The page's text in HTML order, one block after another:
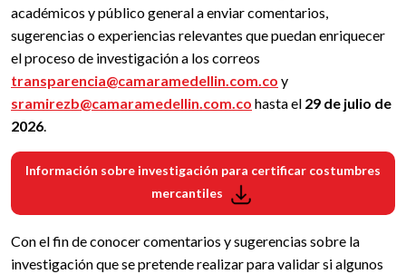
académicos y público general a enviar comentarios,
sugerencias o experiencias relevantes que puedan enriquecer
el proceso de investigación a los correos
transparencia@camaramedellin.com.co y
sramirezb@camaramedellin.com.co hasta el 29 de julio de
2026.
Información sobre investigación para certificar costumbres
mercantiles
Con el fin de conocer comentarios y sugerencias sobre la
investigación que se pretende realizar para validar si algunos